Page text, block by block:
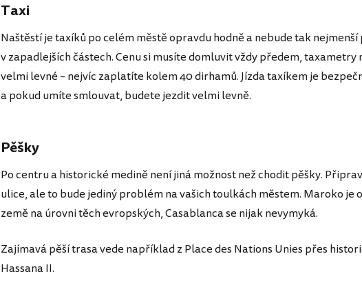
Taxi
Naštěstí je taxíků po celém městě opravdu hodně a nebude tak
v zapadlejších částech. Cenu si musíte domluvit vždy předem, taxametry
velmi levné – nejvíc zaplatíte kolem 40 dirhamů. Jízda taxíkem je
a pokud umíte smlouvat, budete jezdit velmi levně.
Pěšky
Po centru a historické medině není jiná možnost než chodit pěšky.
ulice, ale to bude jediný problém na vašich toulkách městem. Maroko je
země na úrovni těch evropských, Casablanca se nijak nevymyká.
Zajímavá pěší trasa vede například z Place des Nations Unies přes
Hassana II.